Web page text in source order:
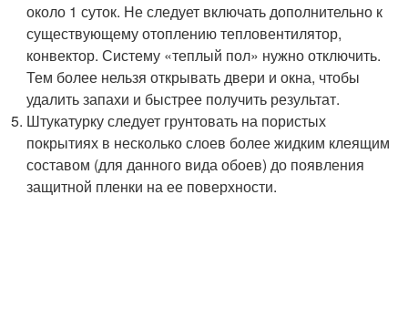
около 1 суток. Не следует включать дополнительно к
существующему отоплению тепловентилятор,
конвектор. Систему «теплый пол» нужно отключить.
Тем более нельзя открывать двери и окна, чтобы
удалить запахи и быстрее получить результат.
Штукатурку следует грунтовать на пористых
покрытиях в несколько слоев более жидким клеящим
составом (для данного вида обоев) до появления
защитной пленки на ее поверхности.